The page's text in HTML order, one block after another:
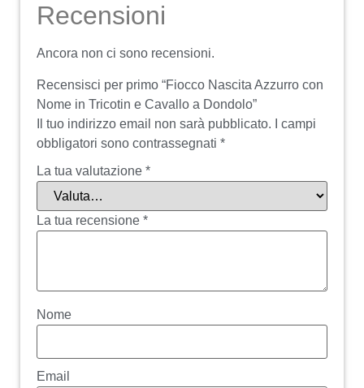
Recensioni
Ancora non ci sono recensioni.
Recensisci per primo “Fiocco Nascita Azzurro con
Nome in Tricotin e Cavallo a Dondolo”
Il tuo indirizzo email non sarà pubblicato.
I campi
obbligatori sono contrassegnati *
La tua valutazione *
La tua recensione *
Nome
Email